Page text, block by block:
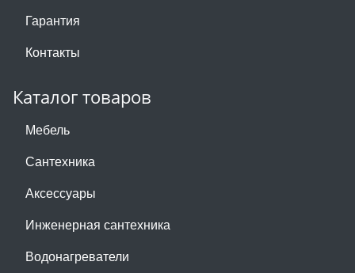
Гарантия
Контакты
Каталог товаров
Мебель
Сантехника
Аксессуары
Инженерная сантехника
Водонагреватели